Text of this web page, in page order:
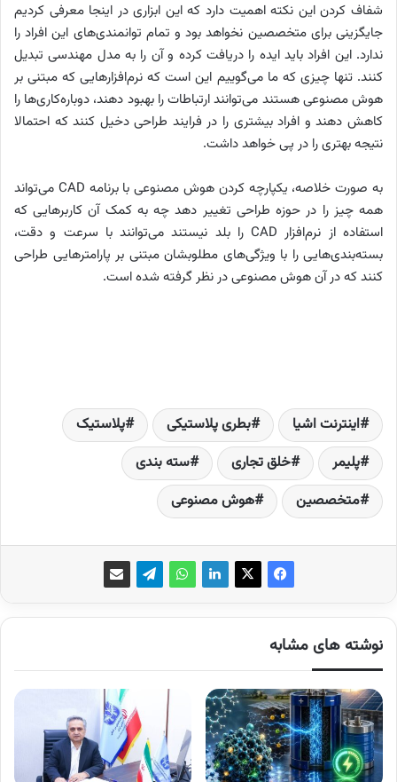
شفاف کردن این نکته اهمیت دارد که این ابزاری در اینجا معرفی کردیم
جایگزینی برای متخصصین نخواهد بود و تمام توانمندی‌های این افراد را
ندارد. این افراد باید ایده را دریافت کرده و آن را به مدل مهندسی تبدیل
کنند. تنها چیزی که ما می‌گوییم این است که نرم‌افزارهایی که مبتنی بر
هوش مصنوعی هستند می‌توانند ارتباطات را بهبود دهند، دوباره‌کاری‌ها را
کاهش دهند و افراد بیشتری را در فرایند طراحی دخیل کنند که احتمالا
نتیجه بهتری را در پی خواهد داشت.
به صورت خلاصه، یکپارچه کردن هوش مصنوعی با برنامه CAD می‌تواند
همه چیز را در حوزه طراحی تغییر دهد چه به کمک آن کاربرهایی که
استفاده از نرم‌افزار CADرا بلد نیستند می‌توانند با سرعت و دقت،
بسته‌بندی‌هایی را با ویژگی‌های مطلوبشان مبتنی بر پارامترهایی طراحی
کنند که در آن هوش مصنوعی در نظر گرفته شده است.
اینترنت اشیا بطری پلاستیکی
پلاستیک
پلیمر
خلق تجاری
سته بندی
متخصصین
هوش مصنوعی
نوشته های مشابه